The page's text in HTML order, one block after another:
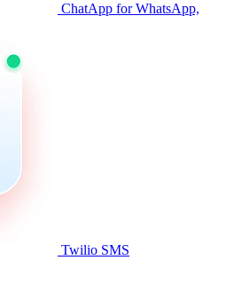
ChatApp for WhatsApp,
Twilio SMS